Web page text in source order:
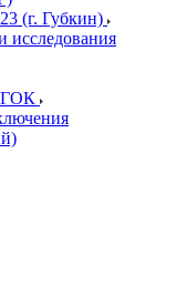
(г. Губкин)
исследования